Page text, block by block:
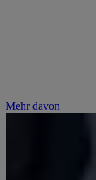
Mehr davon